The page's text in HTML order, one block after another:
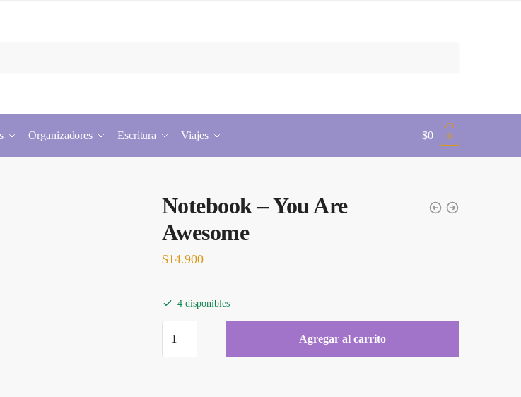
Organizadores Escritura Viajes $0 0
Notebook – You Are
Awesome
$14.900
4 disponibles
Agregar al carrito